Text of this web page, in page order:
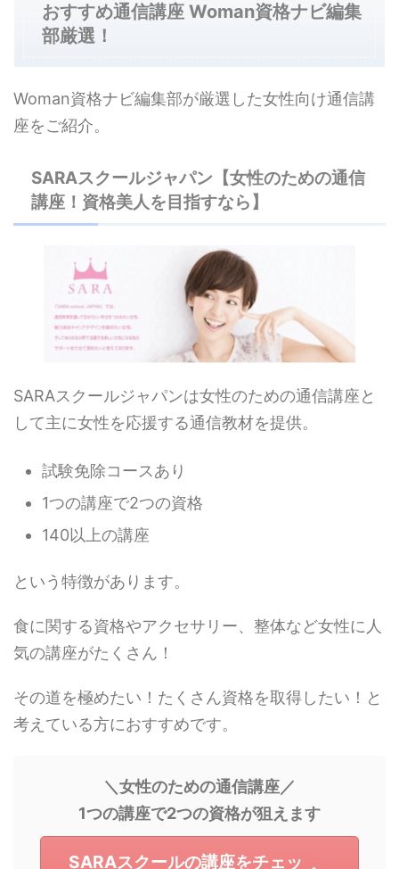
おすすめ通信講座 Woman資格ナビ編集
部厳選！
Woman資格ナビ編集部が厳選した女性向け通信講
座をご紹介。
SARAスクールジャパン【女性のための通信
講座！資格美人を目指すなら】
SARAスクールジャパンは女性のための通信講座と
して主に女性を応援する通信教材を提供。
試験免除コースあり
1つの講座で2つの資格
140以上の講座
という特徴があります。
食に関する資格やアクセサリー、整体など女性に人
気の講座がたくさん！
その道を極めたい！たくさん資格を取得したい！と
考えている方におすすめです。
＼女性のための通信講座／
1つの講座で2つの資格が狙えます
SARAスクールの講座をチェッ